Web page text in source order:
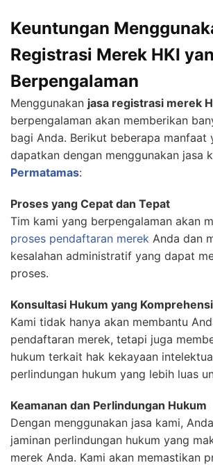
Keuntungan
Registrasi Merek HKI
Berpengalaman
Menggunakan jasa registrasi merek
berpengalaman akan memberikan
bagi Anda. Berikut beberapa manfaat
dapatkan dengan menggunakan jasa
Permatamas:
Proses yang Cepat dan Tepat
Tim kami yang berpengalaman akan
proses pendaftaran merek Anda dan
kesalahan administratif yang dapat
proses.
Konsultasi Hukum yang
Kami tidak hanya akan membantu
pendaftaran merek, tetapi juga
hukum terkait hak kekayaan
perlindungan hukum yang lebih luas
Keamanan dan Perlindungan Hukum
Dengan menggunakan jasa kami,
jaminan perlindungan hukum yang
merek Anda. Kami akan memastikan